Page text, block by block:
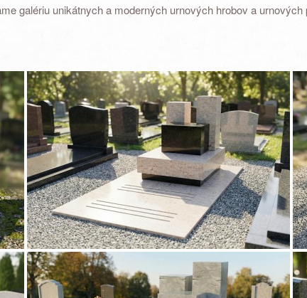
galériu unikátnych a moderných urnových hrobov a urnových